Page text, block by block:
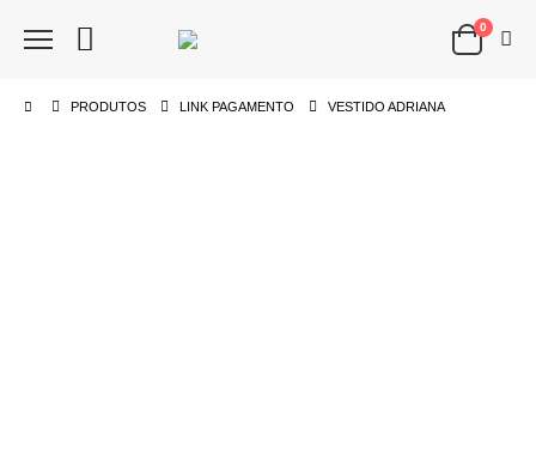
0
PRODUTOS LINK PAGAMENTO VESTIDO ADRIANA